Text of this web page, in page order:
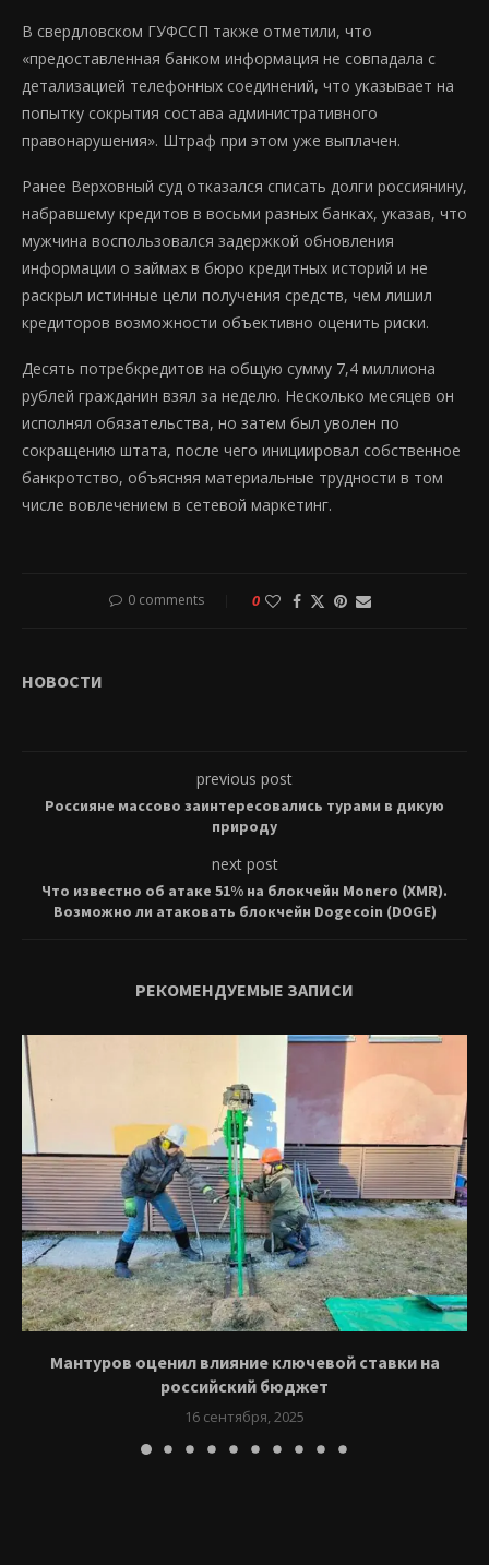
В свердловском ГУФССП также отметили, что
«предоставленная банком информация не совпадала с
детализацией телефонных соединений, что указывает на
попытку сокрытия состава административного
правонарушения». Штраф при этом уже выплачен.
Ранее Верховный суд отказался списать долги россиянину,
набравшему кредитов в восьми разных банках, указав, что
мужчина воспользовался задержкой обновления
информации о займах в бюро кредитных историй и не
раскрыл истинные цели получения средств, чем лишил
кредиторов возможности объективно оценить риски.
Десять потребкредитов на общую сумму 7,4 миллиона
рублей гражданин взял за неделю. Несколько месяцев он
исполнял обязательства, но затем был уволен по
сокращению штата, после чего инициировал собственное
банкротство, объясняя материальные трудности в том
числе вовлечением в сетевой маркетинг.
0 comments 0
НОВОСТИ
previous post
Россияне массово заинтересовались турами в дикую
природу
next post
Что известно об атаке 51% на блокчейн Monero (XMR).
Возможно ли атаковать блокчейн Dogecoin (DOGE)
РЕКОМЕНДУЕМЫЕ ЗАПИСИ
Мантуров оценил влияние ключевой ставки на
российский бюджет
16 сентября, 2025